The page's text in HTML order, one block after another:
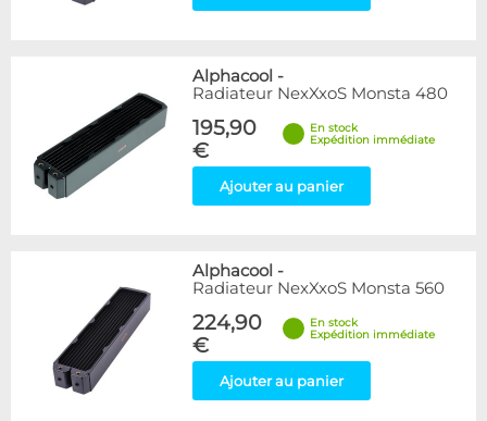
Alphacool -
Radiateur NexXxoS Monsta 480
195,90
€
En stock
Expédition immédiate
Ajouter au panier
Alphacool -
Radiateur NexXxoS Monsta 560
224,90
€
En stock
Expédition immédiate
Ajouter au panier